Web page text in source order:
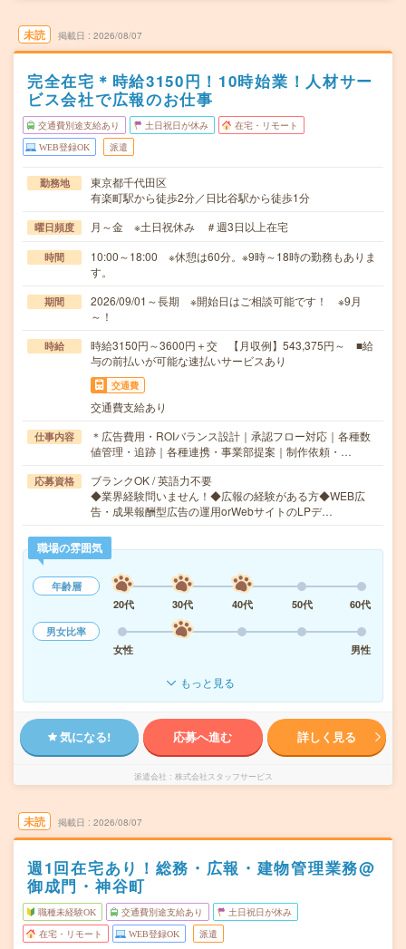
未読 掲載日 2026/08/07
完全在宅＊時給3150円！10時始業！人材サー
ビス会社で広報のお仕事
交通費別途支給あり 土日祝日が休み 在宅・リモート
WEB登録OK 派遣
勤務地
東京都千代田区
有楽町駅から徒歩2分／日比谷駅から徒歩1分
曜日頻度 月～金 ※土日祝休み ＃週3日以上在宅
時間
10:00～18:00 ※休憩は60分。※9時～18時の勤務もありま
す。
期間
2026/09/01～長期 ※開始日はご相談可能です！ ※9月
～！
時給
時給3150円～3600円＋交 【月収例】543,375円～ ■給
与の前払いが可能な速払いサービスあり
交通費
交通費支給あり
仕事内容
＊広告費用・ROIバランス設計｜承認フロー対応｜各種数
値管理・追跡｜各種連携・事業部提案｜制作依頼・…
応募資格
ブランクOK / 英語力不要
◆業界経験問いません！◆広報の経験がある方◆WEB広
告・成果報酬型広告の運用orWebサイトのLPデ…
職場の雰囲気
年齢層
20代
30代 40代 50代
60代
男女比率
女性
男性
もっと見る
気になる! 応募へ進む 詳しく見る
派遣会社 株式会社スタッフサービス
未読 掲載日 2026/08/07
週1回在宅あり！総務・広報・建物管理業務@
御成門・神谷町
職種未経験OK 交通費別途支給あり 土日祝日が休み
在宅・リモート WEB登録OK 派遣